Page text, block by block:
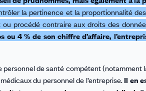
la pertinence et la proportionnalité
procédé contraire aux droits des
ou 4 % de son chiffre d’affaire,
personnel de santé compétent
du personnel de l’entreprise.Il en